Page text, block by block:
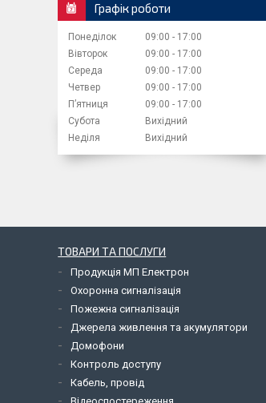
Графік роботи
Понеділок 09:00
17:00
Вівторок
09:00
17:00
Середа
09:00
17:00
Четвер
09:00
17:00
Пʼятниця
09:00
17:00
Субота
Вихідний
Неділя
Вихідний
ТОВАРИ ТА ПОСЛУГИ
Продукція МП Електрон
Охоронна сигналізація
Пожежна сигналізація
Джерела живлення та акумулятори
Домофони
Контроль доступу
Кабель, провід